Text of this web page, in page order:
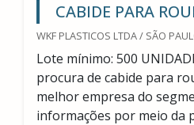
CABIDE PARA
WKF PLASTICOS LTDA / SÃO
Lote mínimo: 500
procura de cabide para
melhor empresa do
informações por meio da